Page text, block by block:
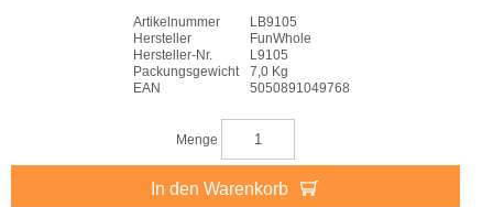
Artikelnummer
LB9105
Hersteller
FunWhole
Hersteller-Nr.
L9105
Packungsgewicht
7,0 Kg
EAN
5050891049768
Menge
In den Warenkorb